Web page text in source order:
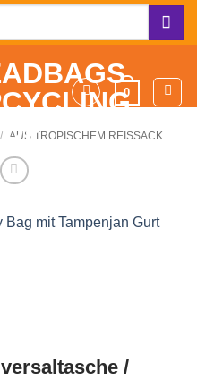
0
/ AUS TROPISCHEM REISSACK
/